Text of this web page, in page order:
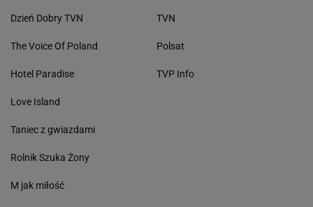
Dzień Dobry TVN
The Voice Of Poland
Hotel Paradise
Love Island
Taniec z gwiazdami
Rolnik Szuka Żony
M jak miłość
TVN
Polsat
TVP Info